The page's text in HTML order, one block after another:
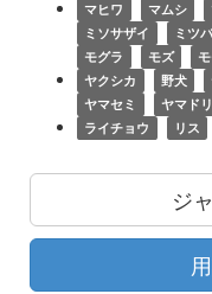
マヒワ
マムシ
ミソサザイ
ミツ
モグラ
モズ
ヤクシカ
野犬
ヤマセミ
ヤマドリ
ライチョウ
リス
ジ